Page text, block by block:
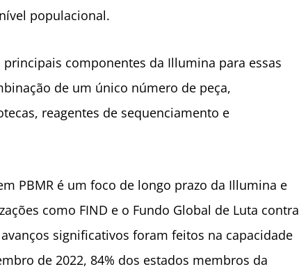
populacional.
componentes da Illumina para essas
de um único número de peça,
reagentes de sequenciamento e
PBMR é um foco de longo prazo da Illumina e
como FIND e o Fundo Global de Luta contra
significativos foram feitos na capacidade
de 2022, 84% dos estados membros da